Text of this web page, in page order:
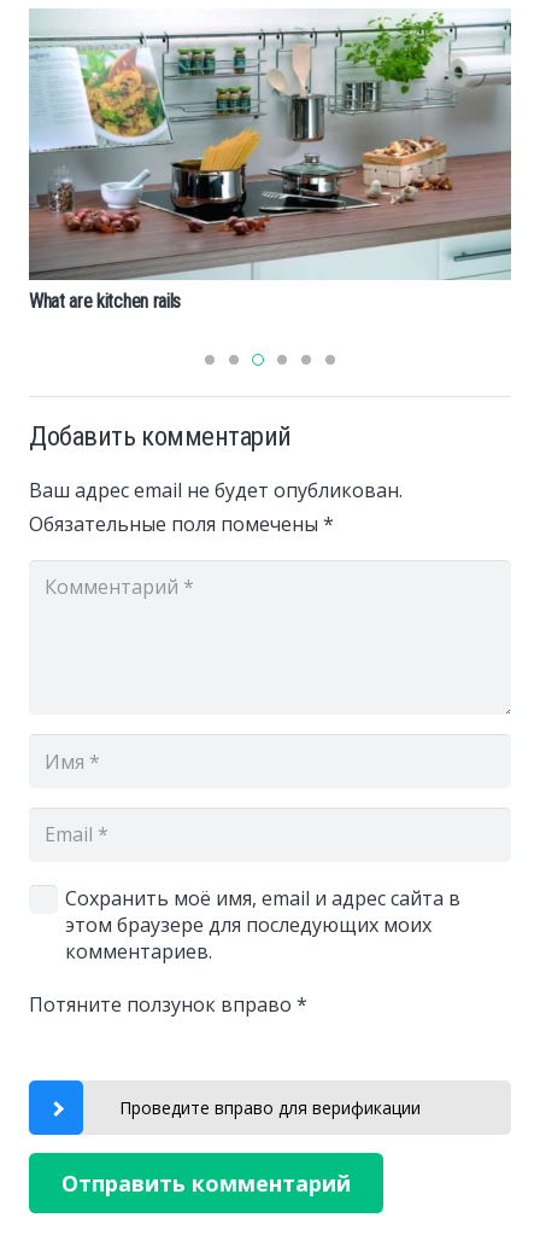
What are kitchen rails
Добавить комментарий
Ваш адрес email не будет опубликован.
Обязательные поля помечены *
Сохранить моё имя, email и адрес сайта в
этом браузере для последующих моих
комментариев.
Потяните ползунок вправо *
Проведите вправо для верификации
Отправить комментарий